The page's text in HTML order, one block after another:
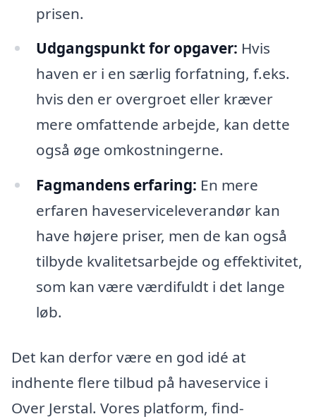
prisen.
Udgangspunkt for opgaver: Hvis
haven er i en særlig forfatning, f.eks.
hvis den er overgroet eller kræver
mere omfattende arbejde, kan dette
også øge omkostningerne.
Fagmandens erfaring: En mere
erfaren haveserviceleverandør kan
have højere priser, men de kan også
tilbyde kvalitetsarbejde og effektivitet,
som kan være værdifuldt i det lange
løb.
Det kan derfor være en god idé at
indhente flere tilbud på haveservice i
Over Jerstal. Vores platform, find-